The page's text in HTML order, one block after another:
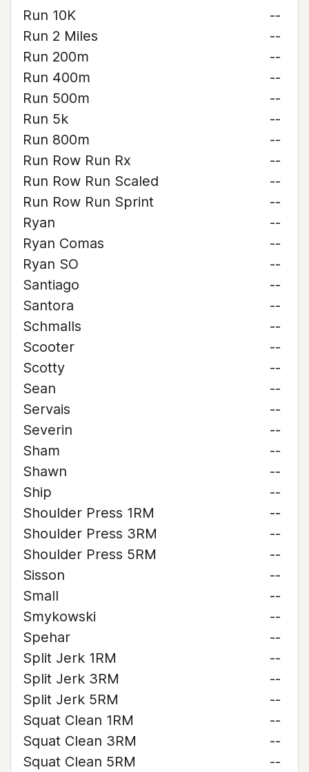
Run 10K
--
Run 2 Miles
--
Run 200m
--
Run 400m
--
Run 500m
--
Run 5k
--
Run 800m
--
Run Row Run Rx
--
Run Row Run Scaled
--
Run Row Run Sprint
--
Ryan
--
Ryan Comas
--
Ryan SO
--
Santiago
--
Santora
--
Schmalls
--
Scooter
--
Scotty
--
Sean
--
Servais
--
Severin
--
Sham
--
Shawn
--
Ship
--
Shoulder Press 1RM
--
Shoulder Press 3RM
--
Shoulder Press 5RM
--
Sisson
--
Small
--
Smykowski
--
Spehar
--
Split Jerk 1RM
--
Split Jerk 3RM
--
Split Jerk 5RM
--
Squat Clean 1RM
--
Squat Clean 3RM
--
Squat Clean 5RM
--